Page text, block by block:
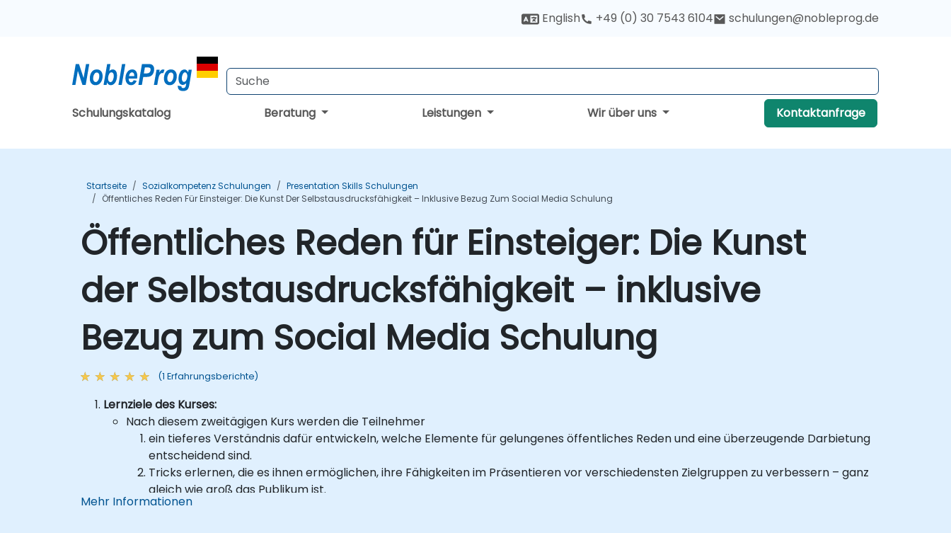
English +49 (0) 30 7543 6104 schulungen@nobleprog.de
Schulungskatalog Beratung Leistungen Wir über uns Kontaktanfrage
Startseite Sozialkompetenz Schulungen
Presentation Skills Schulungen
Öffentliches Reden Für Einsteiger: Die Kunst Der Selbstausdrucksfähigkeit – Inklusive Bezug Zum Social Media Schulung
Öffentliches Reden für Einsteiger: Die Kunst
der Selbstausdrucksfähigkeit – inklusive
Bezug zum Social Media Schulung
(1 Erfahrungsberichte)
Lernziele des Kurses:
Nach diesem zweitägigen Kurs werden die Teilnehmer
ein tieferes Verständnis dafür entwickeln, welche Elemente für gelungenes öffentliches Reden und eine überzeugende Darbietung
entscheidend sind.
Tricks erlernen, die es ihnen ermöglichen, ihre Fähigkeiten im Präsentieren vor verschiedensten Zielgruppen zu verbessern – ganz
gleich wie groß das Publikum ist.
Die erworbenen Kenntnisse nutzen, um Selbstvertrauen, Einflussnahme sowie Überzeugungskraft zu stärken.
Mehr Informationen